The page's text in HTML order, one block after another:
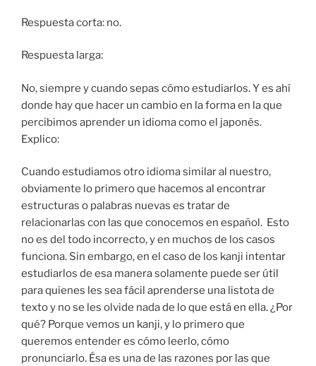
Respuesta corta: no.
Respuesta larga:
No, siempre y cuando sepas cómo estudiarlos. Y es ahí
donde hay que hacer un cambio en la forma en la que
percibimos aprender un idioma como el japonés.
Explico:
Cuando estudiamos otro idioma similar al nuestro,
obviamente lo primero que hacemos al encontrar
estructuras o palabras nuevas es tratar de
relacionarlas con las que conocemos en español. Esto
no es del todo incorrecto, y en muchos de los casos
funciona. Sin embargo, en el caso de los kanji intentar
estudiarlos de esa manera solamente puede ser útil
para quienes les sea fácil aprenderse una listota de
texto y no se les olvide nada de lo que está en ella. ¿Por
qué? Porque vemos un kanji, y lo primero que
queremos entender es cómo leerlo, cómo
pronunciarlo. Ésa es una de las razones por las que